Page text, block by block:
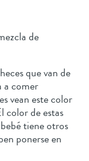
de
que van de
a comer
vean este color
color de estas
tiene otros
ponerse en